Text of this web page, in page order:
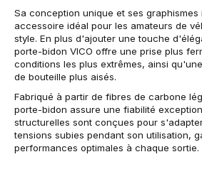
Sa conception unique et ses
accessoire idéal pour les amateurs de
style. En plus d'ajouter une touche
porte-bidon VICO offre une prise plus
conditions les plus extrêmes, ainsi
de bouteille plus aisés.
Fabriqué à partir de fibres de carbone
porte-bidon assure une fiabilité
structurelles sont conçues pour
tensions subies pendant son utilisation,
performances optimales à chaque sortie.